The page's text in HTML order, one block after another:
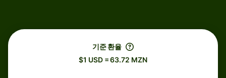
기준 환율
$1 USD = 63.72 MZN